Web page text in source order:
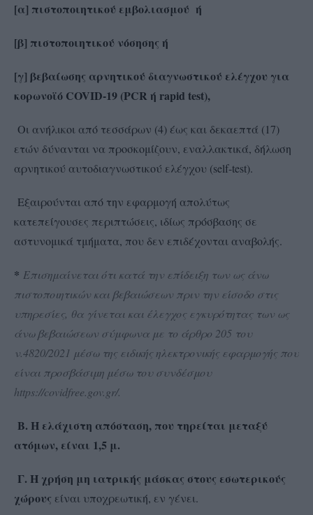
[α] πιστοποιητικού εμβολιασμού ή
[β] πιστοποιητικού νόσησης ή
[γ] βεβαίωσης αρνητικού διαγνωστικού ελέγχου για
κορωνοϊό COVID-19 (PCR ή rapid test),
Οι ανήλικοι από τεσσάρων (4) έως και δεκαεπτά (17)
ετών δύνανται να προσκομίζουν, εναλλακτικά, δήλωση
αρνητικού αυτοδιαγνωστικού ελέγχου (self-test).
Εξαιρούνται από την εφαρμογή απολύτως
κατεπείγουσες περιπτώσεις, ιδίως πρόσβασης σε
αστυνομικά τμήματα, που δεν επιδέχονται αναβολής.
* Επισημαίνεται ότι κατά την επίδειξη των ως άνω
πιστοποιητικών και βεβαιώσεων πριν την είσοδο στις
υπηρεσίες, θα γίνεται και έλεγχος εγκυρότητας των ως
άνω βεβαιώσεων σύμφωνα με το άρθρο 205 του
ν.4820/2021 μέσω της ειδικής ηλεκτρονικής εφαρμογής που
είναι προσβάσιμη μέσω του συνδέσμου
https://covidfree.gov.gr/.
Β. Η ελάχιστη απόσταση, που τηρείται μεταξύ
ατόμων, είναι 1,5 μ.
Γ. Η χρήση μη ιατρικής μάσκας στους εσωτερικούς
χώρους είναι υποχρεωτική, εν γένει.